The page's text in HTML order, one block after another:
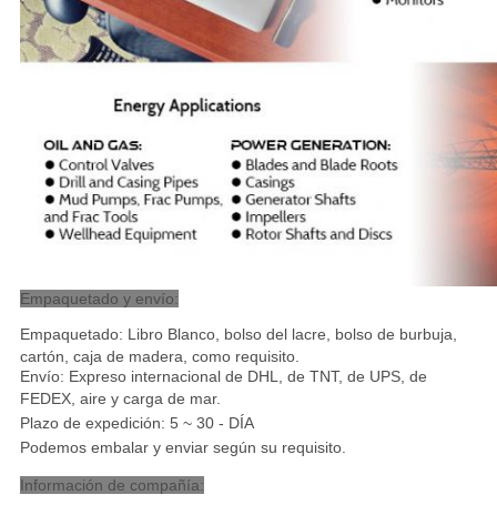
Empaquetado y envío:
Empaquetado: Libro Blanco, bolso del lacre, bolso de burbuja,
cartón, caja de madera, como requisito.
Envío: Expreso internacional de DHL, de TNT, de UPS, de
FEDEX, aire y carga de mar.
Plazo de expedición: 5 ~ 30 - DÍA
Podemos embalar y enviar según su requisito.
Información de compañía: